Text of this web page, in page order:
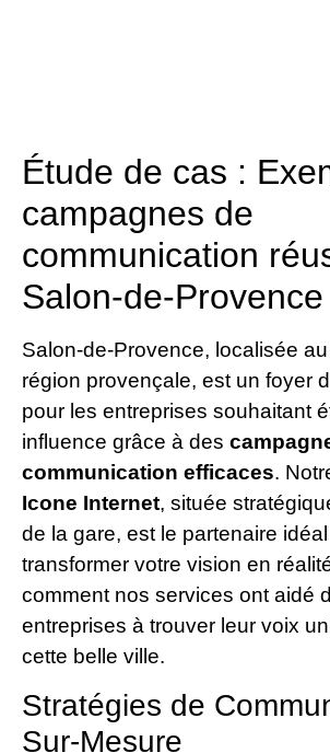
Étude de cas :
campagnes de
communication
Salon-de-Provence
Salon-de-Provence, localisée
région provençale, est un foyer
pour les entreprises souhaitant
influence grâce à des
communication efficaces.
Icone Internet, située
de la gare, est le partenaire
transformer votre vision en
comment nos services ont aidé
entreprises à trouver leur voix
cette belle ville.
Stratégies de
Sur-Mesure